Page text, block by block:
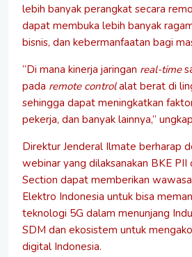
lebih banyak perangkat secara
dapat membuka lebih banyak
bisnis, dan kebermanfaatan bagi
“Di mana kinerja jaringan real-time
pada remote controlalat berat di
sehingga dapat meningkatkan
pekerja, dan banyak lainnya,”
Direktur Jenderal Ilmate berharap
webinar yang dilaksanakan BKE PII
Section dapat memberikan
Elektro Indonesia untuk bisa
teknologi 5G dalam menunjang
SDM dan ekosistem untuk
digital Indonesia.